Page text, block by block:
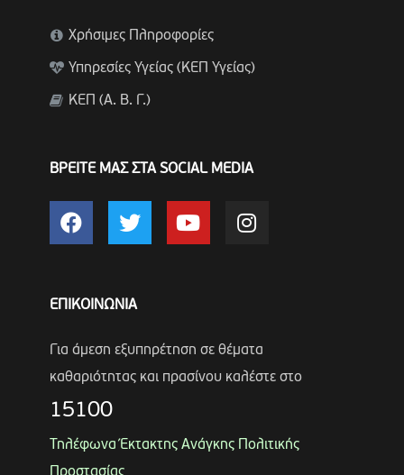
Χρήσιμες Πληροφορίες
Υπηρεσίες Υγείας (ΚΕΠ Υγείας)
ΚΕΠ (Α. Β. Γ.)
ΒΡΕΙΤΕ ΜΑΣ ΣΤΑ SOCIAL MEDIA
ΕΠΙΚΟΙΝΩΝΙΑ
Για άμεση εξυπηρέτηση σε θέματα
καθαριότητας και πρασίνου καλέστε στο
15100
Τηλέφωνα Έκτακτης Ανάγκης Πολιτικής